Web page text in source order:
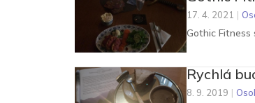
17. 4. 2021 |
Gothic Fitness
Rychlá
8. 9. 2019 |